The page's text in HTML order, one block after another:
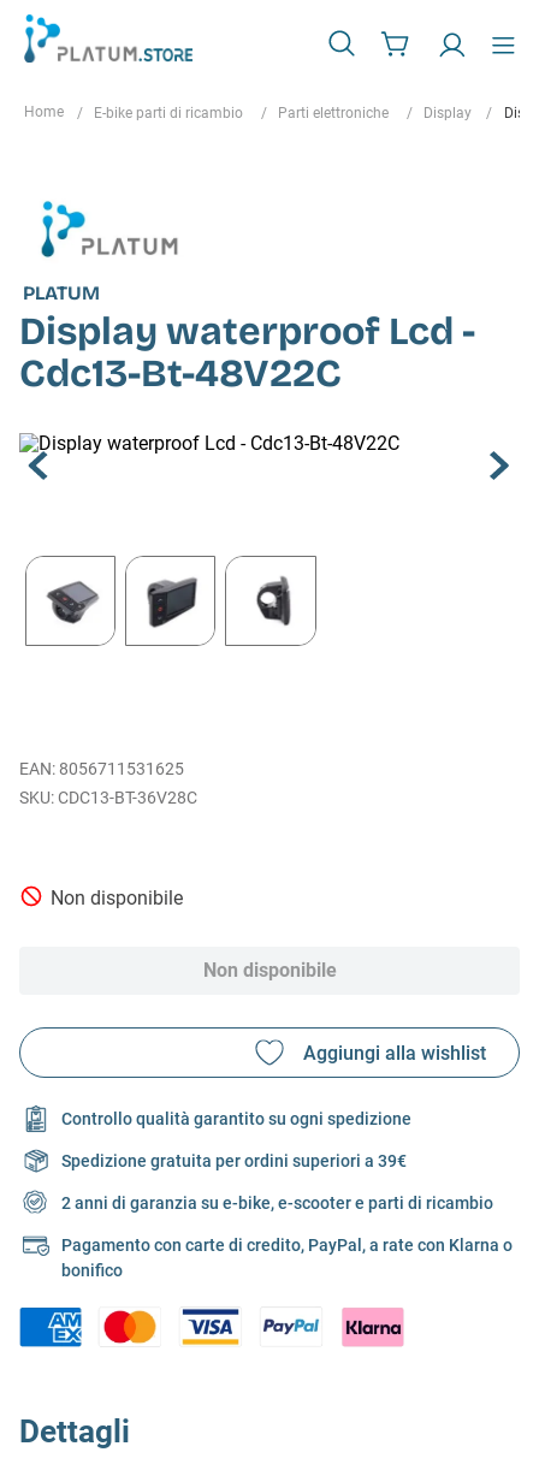
E-bike parti di ricambio Parti elettroniche Display
PLATUM
Display waterproof Lcd -
Cdc13-Bt-48V22C
EAN: 8056711531625
CDC13-BT-36V28C
Non disponibile
Non disponibile
Controllo qualità garantito su ogni spedizione
Spedizione gratuita per ordini superiori a 39€
2 anni di garanzia su e-bike, e-scooter e parti di ricambio
Pagamento con carte di credito, PayPal, a rate con Klarna o
bonifico
Dettagli